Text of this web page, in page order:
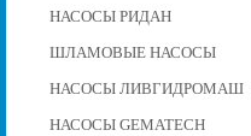
НАСОСЫ РИДАН
ШЛАМОВЫЕ НАСОСЫ
НАСОСЫ ЛИВГИДРОМАШ
НАСОСЫ GEMATECH